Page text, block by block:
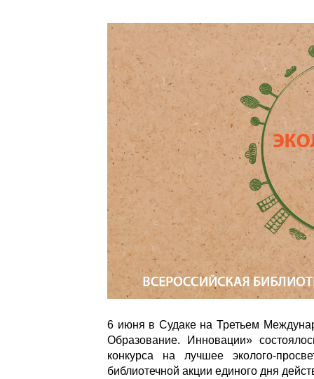
6 июня в Судаке на Третьем
Образование. Инновации»
конкурса на лучшее эколого-
библиотечной акции единого дня